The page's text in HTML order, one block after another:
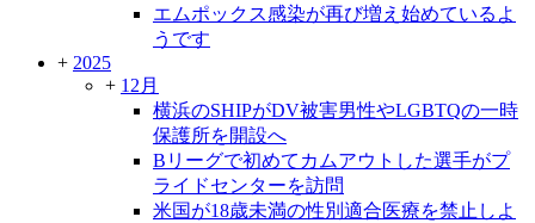
エムポックス感染が再び増え始めているよ
うです
+ 2025
+ 12月
横浜のSHIPがDV被害男性やLGBTQの一時
保護所を開設へ
Bリーグで初めてカムアウトした選手がプ
ライドセンターを訪問
米国が18歳未満の性別適合医療を禁止しよ